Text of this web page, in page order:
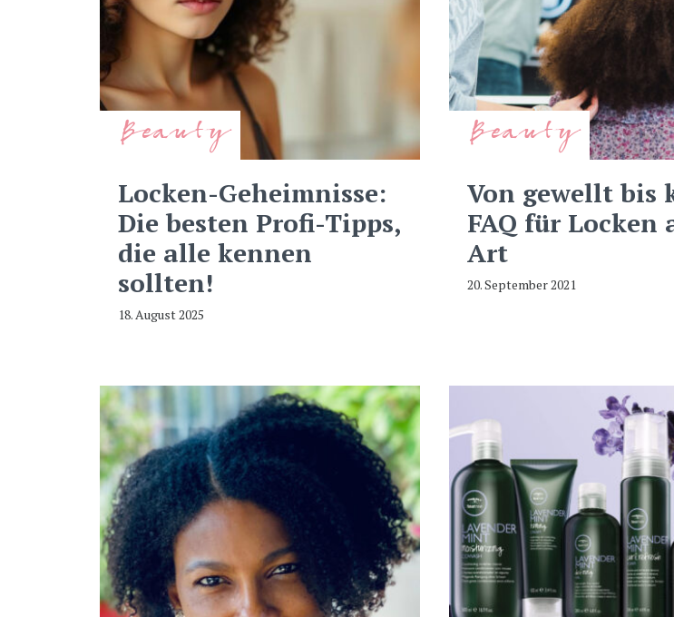
Beauty
Locken-Geheimnisse:
Die besten Profi-Tipps,
die alle kennen
sollten!
18. August 2025
Beauty
Von gewellt bis
FAQ für Locken
Art
20. September 2021